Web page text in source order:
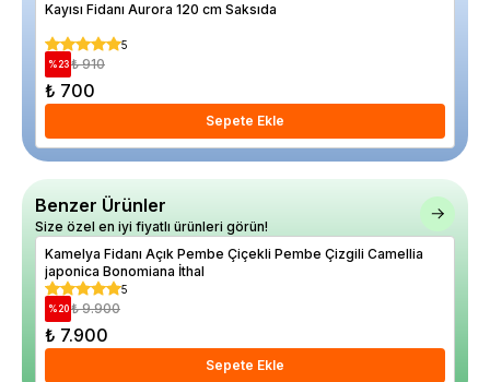
Kayısı Fidanı Aurora 120 cm Saksıda
5
%23 ₺ 910
₺ 700
Sepete Ekle
Benzer Ürünler
Size özel en iyi fiyatlı ürünleri görün!
Kamelya Fidanı Açık Pembe Çiçekli Pembe Çizgili Camellia
japonica Bonomiana İthal
5
%20 ₺ 9.900
₺ 7.900
Sepete Ekle